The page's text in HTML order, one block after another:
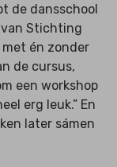
de dansschool
Stichting
én zonder
de cursus,
een workshop
erg leuk.” En
later sámen